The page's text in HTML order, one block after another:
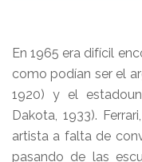
En 1965 era difícil
como podían ser el
1920) y el
Dakota, 1933).
artista a falta de
pasando de las